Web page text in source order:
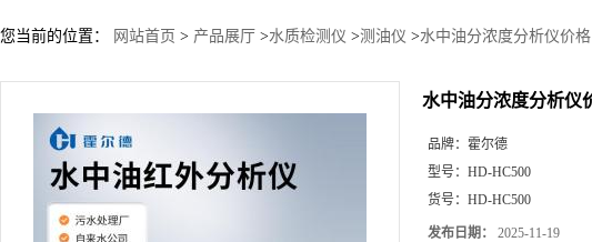
您当前的位置： 网站首页 > 产品展厅 >水质检测仪 >测油仪 >水中油分浓度分析仪价格
水中油分浓度分析仪
品牌： 霍尔德
型号： HD-HC500
货号： HD-HC500
发布日期： 2025-11-19